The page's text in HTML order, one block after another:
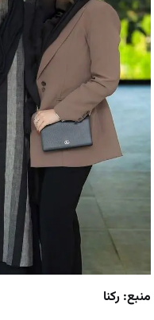
منبع: رکنا